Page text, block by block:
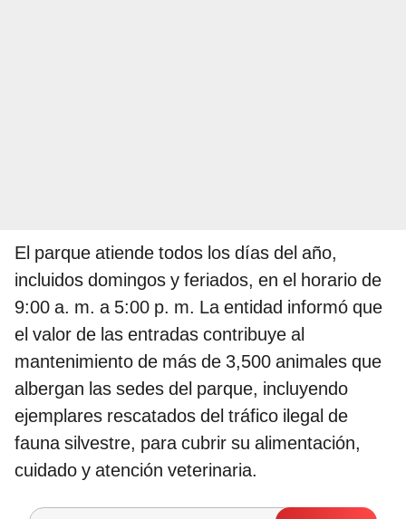
El parque atiende todos los días del año,
incluidos domingos y feriados, en el horario de
9:00 a. m. a 5:00 p. m. La entidad informó que
el valor de las entradas contribuye al
mantenimiento de más de 3,500 animales que
albergan las sedes del parque, incluyendo
ejemplares rescatados del tráfico ilegal de
fauna silvestre, para cubrir su alimentación,
cuidado y atención veterinaria.